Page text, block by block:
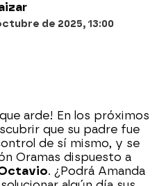
de 2025, 13:00
arde! En los próximos
que su padre fue
de sí mismo, y se
Oramas dispuesto a
. ¿Podrá Amanda